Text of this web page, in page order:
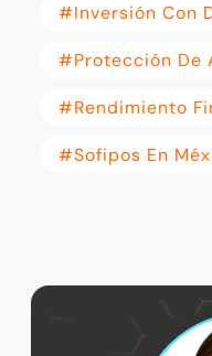
#Inversión Con
#Protección De
#Rendimiento
#Sofipos En